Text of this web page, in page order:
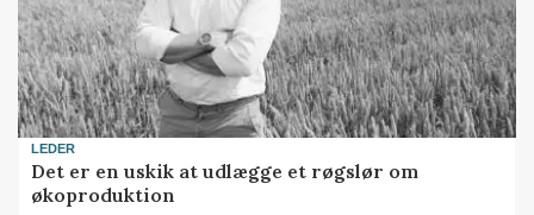
LEDER
Det er en uskik at udlægge et røgslør om
økoproduktion